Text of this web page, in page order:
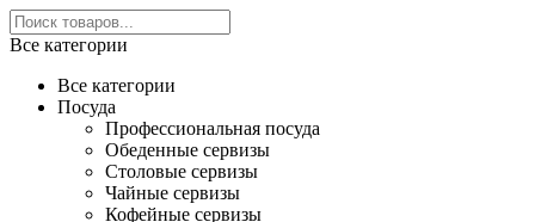
Все категории
Все категории
Посуда
Профессиональная посуда
Обеденные сервизы
Столовые сервизы
Чайные сервизы
Кофейные сервизы